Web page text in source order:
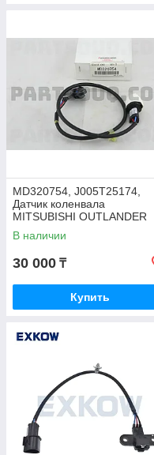
MD320754, J005T25174,
Датчик коленвала
MITSUBISHI OUTLANDER
CU2W, LANCER CS9A,
SPACE WAGON N84W 1998-
В наличии
30 000 ₸
Купить